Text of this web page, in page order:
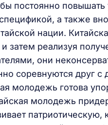
постоянно повышать
а также
нации.
и затем реализуя
они
соревнуются друг с
молодежь готова
молодежь
патриотическую,